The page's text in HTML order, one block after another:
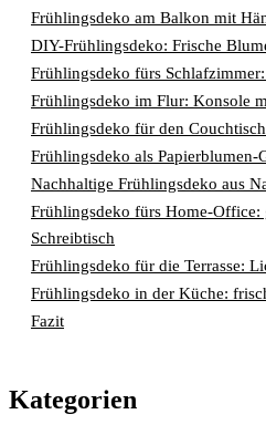
Frühlingsdeko am Balkon mit
DIY-Frühlingsdeko: Frische
Frühlingsdeko fürs
Frühlingsdeko im Flur: Konsole
Frühlingsdeko für den
Frühlingsdeko als Papierblumen-
Nachhaltige Frühlingsdeko aus
Frühlingsdeko fürs Home-Office:
Schreibtisch
Frühlingsdeko für die Terrasse:
Frühlingsdeko in der Küche:
Fazit
Kategorien